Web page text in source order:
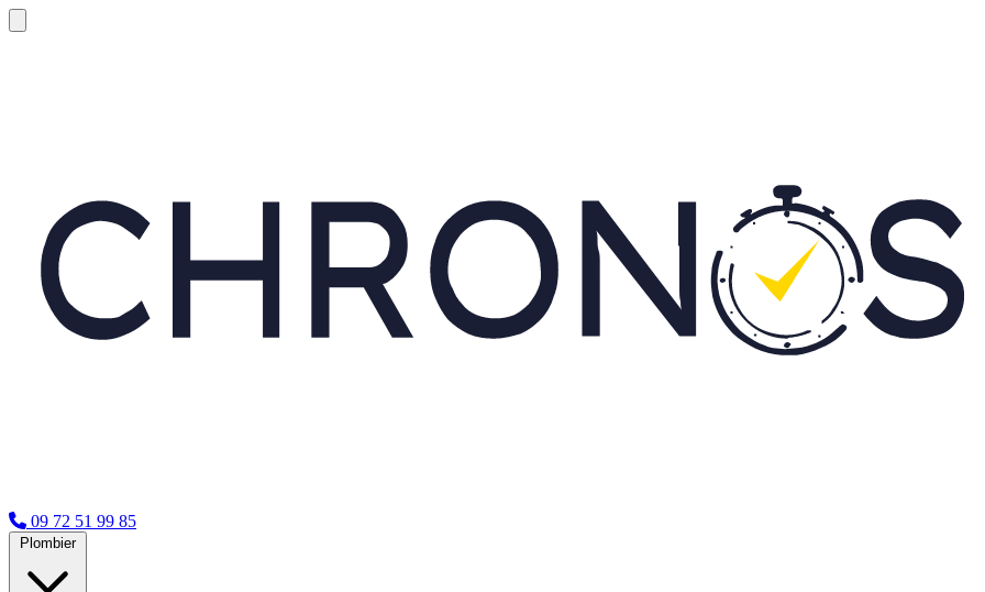
09 72 51 99 85
Plombier